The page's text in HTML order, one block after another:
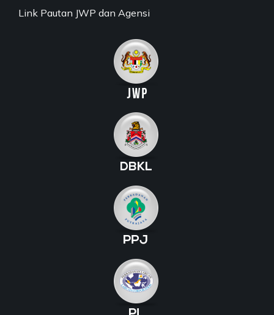
Link Pautan JWP dan Agensi